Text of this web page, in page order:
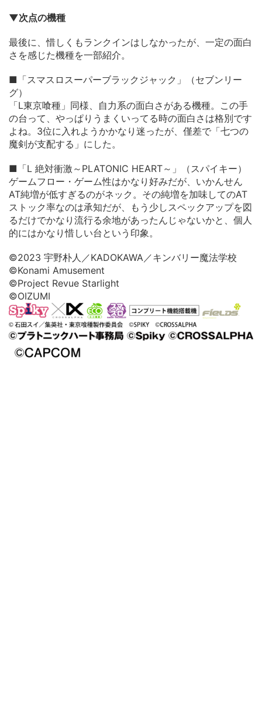
▼次点の機種
最後に、惜しくもランクインはしなかったが、一定の面白
さを感じた機種を一部紹介。
■「スマスロスーパーブラックジャック」（セブンリー
グ）
「L東京喰種」同様、自力系の面白さがある機種。この手
の台って、やっぱりうまくいってる時の面白さは格別です
よね。3位に入れようかかなり迷ったが、僅差で「七つの
魔剣が支配する」にした。
■「L 絶対衝激～PLATONIC HEART～」（スパイキー）
ゲームフロー・ゲーム性はかなり好みだが、いかんせん
AT純増が低すぎるのがネック。その純増を加味してのAT
ストック率なのは承知だが、もう少しスペックアップを図
るだけでかなり流行る余地があったんじゃないかと、個人
的にはかなり惜しい台という印象。
©2023 宇野朴人／KADOKAWA／キンバリー魔法学校
©Konami Amusement
©Project Revue Starlight
©OIZUMI